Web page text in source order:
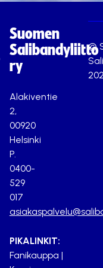
Suomen
Salibandyliitto
ry
Alakiventie
2,
00920
Helsinki
P.
0400-
529
017
PIKALINKIT:
Fanikauppa |
©